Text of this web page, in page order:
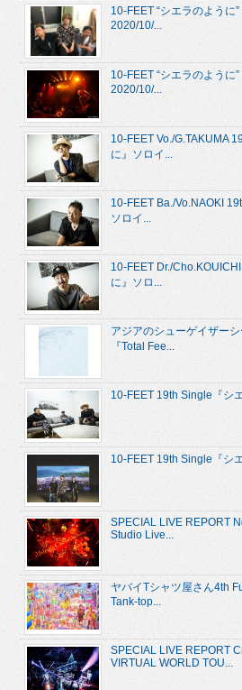
10-FEET “シエラのように
2020/10/...
10-FEET “シエラのように
2020/10/...
10-FEET Vo./G.TAKUMA
に』ソロイ...
10-FEET Ba./Vo.NAOKI
ソロイ...
10-FEET Dr./
に』ソロ...
アジアのシューゲイザー
『Total Fee...
10-FEET 19th Single『シ
10-FEET 19th Single『シ
SPECIAL LIVE REPORT
Studio Live...
ヤバイTシャツ屋さん4th
Tank-top...
SPECIAL LIVE REPORT
VIRTUAL WORLD TOU...